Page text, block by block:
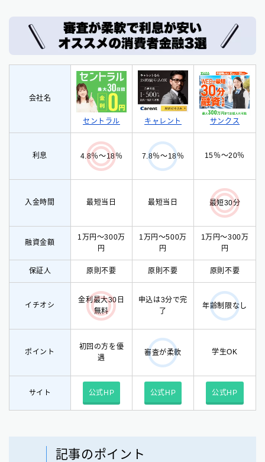
会社名
セントラル キャレント サンクス
利息 4.8％〜18％ 7.8％〜18％ 15％〜20％
入金時間 最短当日 最短当日 最短30分
融資金額
1万円〜300万
円
1万円〜500万
円
1万円〜300万
円
保証人 原則不要 原則不要 原則不要
イチオシ
金利最大30日
無料
申込は3分で完
了
年齢制限なし
ポイント
初回の方を優
遇
審査が柔軟 学生OK
サイト 公式HP 公式HP 公式HP
記事のポイント